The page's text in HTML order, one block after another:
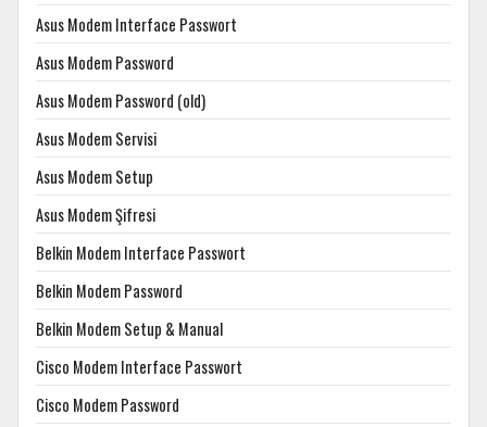
Asus Modem Interface Passwort
Asus Modem Password
Asus Modem Password (old)
Asus Modem Servisi
Asus Modem Setup
Asus Modem Şifresi
Belkin Modem Interface Passwort
Belkin Modem Password
Belkin Modem Setup & Manual
Cisco Modem Interface Passwort
Cisco Modem Password